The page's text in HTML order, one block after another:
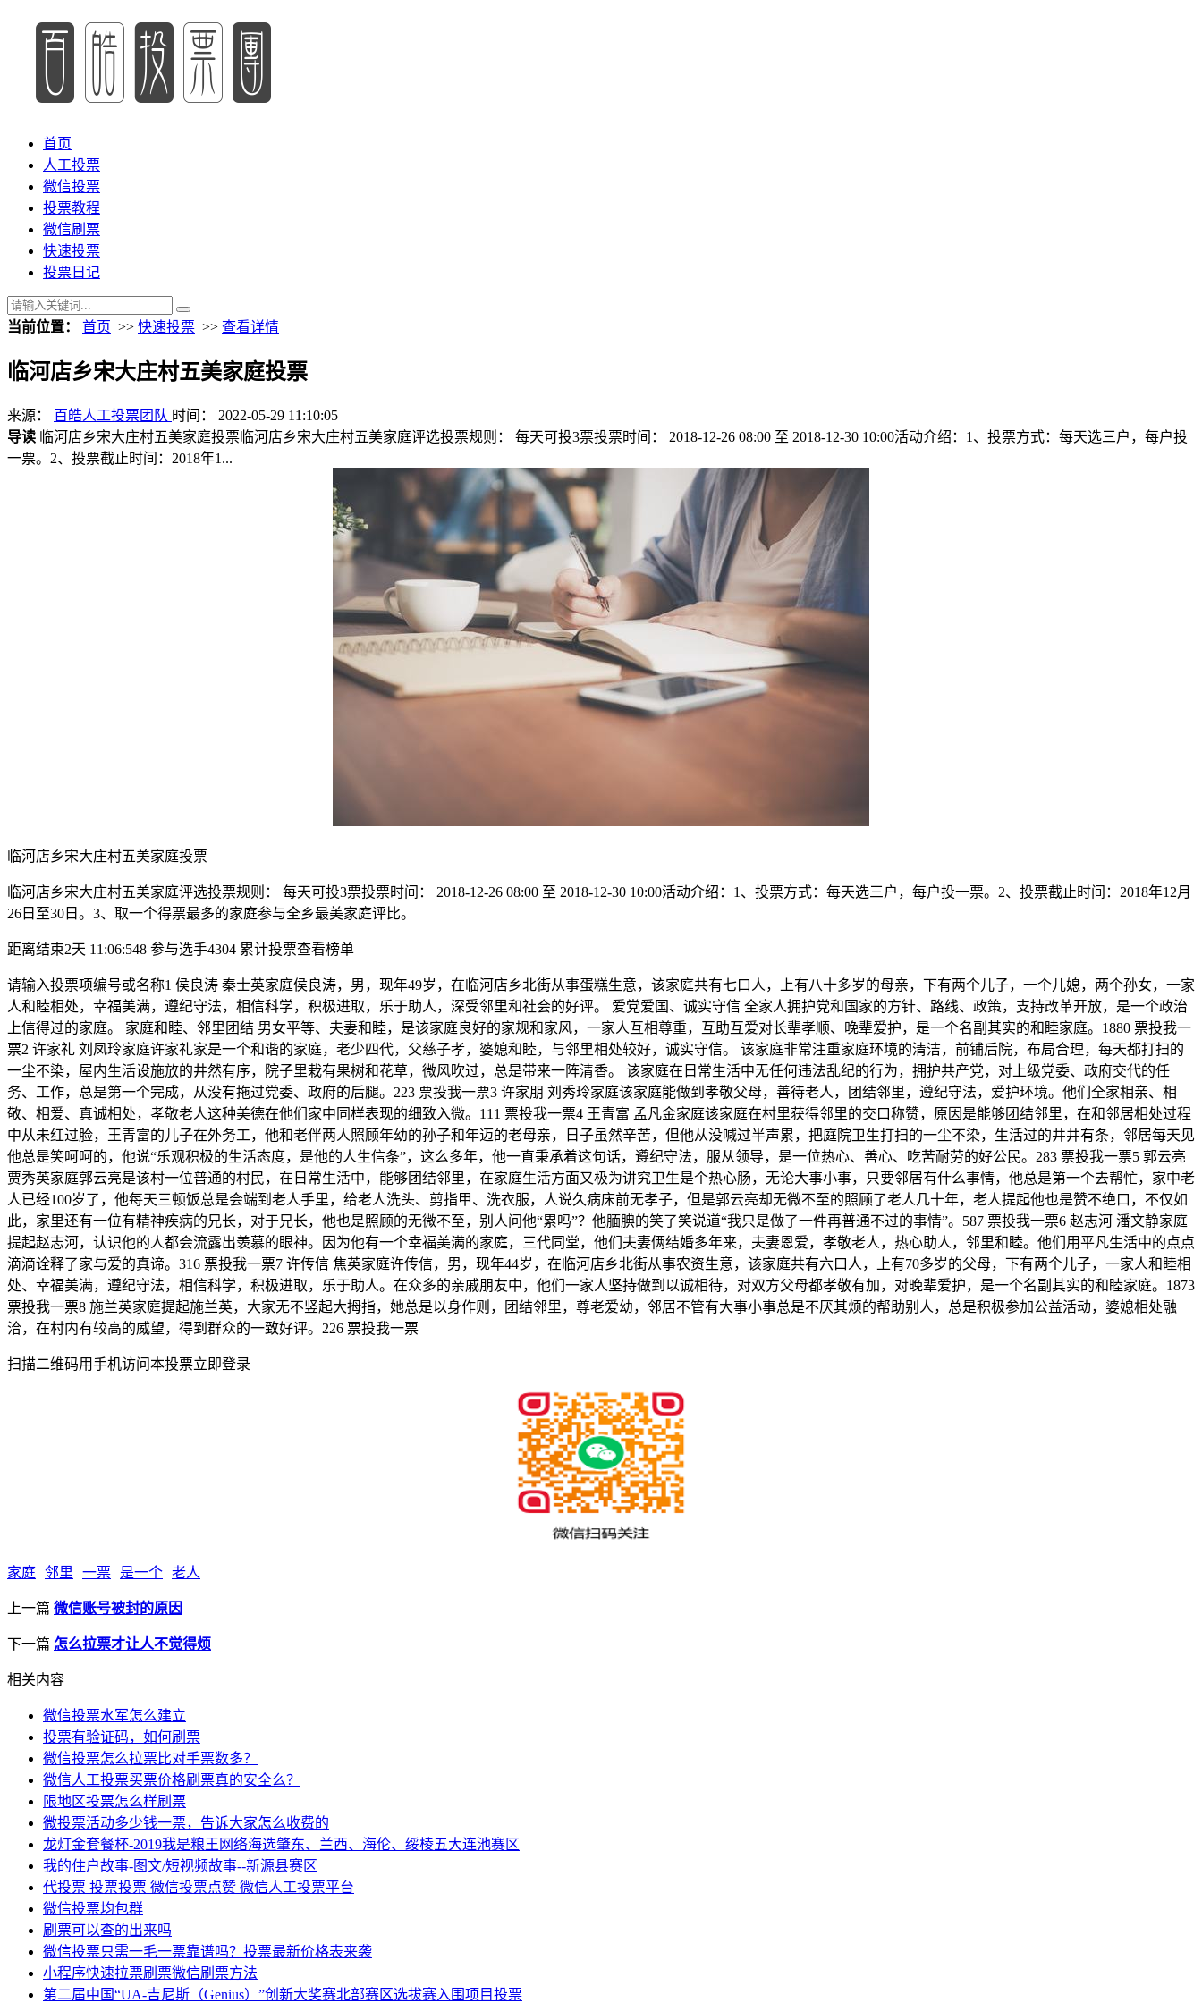
首页
人工投票
微信投票
投票教程
微信刷票
快速投票
投票日记
当前位置： 首页 >> 快速投票 >> 查看详情
临河店乡宋大庄村五美家庭投票
来源： 百皓人工投票团队 时间： 2022-05-29 11:10:05
导读 临河店乡宋大庄村五美家庭投票临河店乡宋大庄村五美家庭评选投票规则： 每天可投3票投票时间： 2018-12-26 08:00 至 2018-12-30 10:00活动介绍：1、投票方式：每天选三户，每户投
一票。2、投票截止时间：2018年1...
临河店乡宋大庄村五美家庭投票
临河店乡宋大庄村五美家庭评选投票规则： 每天可投3票投票时间： 2018-12-26 08:00 至 2018-12-30 10:00活动介绍：1、投票方式：每天选三户，每户投一票。2、投票截止时间：2018年12月
26日至30日。3、取一个得票最多的家庭参与全乡最美家庭评比。
距离结束2天 11:06:548 参与选手4304 累计投票查看榜单
请输入投票项编号或名称1 侯良涛 秦士英家庭侯良涛，男，现年49岁，在临河店乡北街从事蛋糕生意，该家庭共有七口人，上有八十多岁的母亲，下有两个儿子，一个儿媳，两个孙女，一家
人和睦相处，幸福美满，遵纪守法，相信科学，积极进取，乐于助人，深受邻里和社会的好评。 爱党爱国、诚实守信 全家人拥护党和国家的方针、路线、政策，支持改革开放，是一个政治
上信得过的家庭。 家庭和睦、邻里团结 男女平等、夫妻和睦，是该家庭良好的家规和家风，一家人互相尊重，互助互爱对长辈孝顺、晚辈爱护，是一个名副其实的和睦家庭。1880 票投我一
票2 许家礼 刘凤玲家庭许家礼家是一个和谐的家庭，老少四代，父慈子孝，婆媳和睦，与邻里相处较好，诚实守信。 该家庭非常注重家庭环境的清洁，前铺后院，布局合理，每天都打扫的
一尘不染，屋内生活设施放的井然有序，院子里栽有果树和花草，微风吹过，总是带来一阵清香。 该家庭在日常生活中无任何违法乱纪的行为，拥护共产党，对上级党委、政府交代的任
务、工作，总是第一个完成，从没有拖过党委、政府的后腿。223 票投我一票3 许家朋 刘秀玲家庭该家庭能做到孝敬父母，善待老人，团结邻里，遵纪守法，爱护环境。他们全家相亲、相
敬、相爱、真诚相处，孝敬老人这种美德在他们家中同样表现的细致入微。111 票投我一票4 王青富 孟凡金家庭该家庭在村里获得邻里的交口称赞，原因是能够团结邻里，在和邻居相处过程
中从未红过脸，王青富的儿子在外务工，他和老伴两人照顾年幼的孙子和年迈的老母亲，日子虽然辛苦，但他从没喊过半声累，把庭院卫生打扫的一尘不染，生活过的井井有条，邻居每天见
他总是笑呵呵的，他说“乐观积极的生活态度，是他的人生信条”，这么多年，他一直秉承着这句话，遵纪守法，服从领导，是一位热心、善心、吃苦耐劳的好公民。283 票投我一票5 郭云亮
贾秀英家庭郭云亮是该村一位普通的村民，在日常生活中，能够团结邻里，在家庭生活方面又极为讲究卫生是个热心肠，无论大事小事，只要邻居有什么事情，他总是第一个去帮忙，家中老
人已经100岁了，他每天三顿饭总是会端到老人手里，给老人洗头、剪指甲、洗衣服，人说久病床前无孝子，但是郭云亮却无微不至的照顾了老人几十年，老人提起他也是赞不绝口，不仅如
此，家里还有一位有精神疾病的兄长，对于兄长，他也是照顾的无微不至，别人问他“累吗”？他腼腆的笑了笑说道“我只是做了一件再普通不过的事情”。587 票投我一票6 赵志河 潘文静家庭
提起赵志河，认识他的人都会流露出羡慕的眼神。因为他有一个幸福美满的家庭，三代同堂，他们夫妻俩结婚多年来，夫妻恩爱，孝敬老人，热心助人，邻里和睦。他们用平凡生活中的点点
滴滴诠释了家与爱的真谛。316 票投我一票7 许传信 焦英家庭许传信，男，现年44岁，在临河店乡北街从事农资生意，该家庭共有六口人，上有70多岁的父母，下有两个儿子，一家人和睦相
处、幸福美满，遵纪守法，相信科学，积极进取，乐于助人。在众多的亲戚朋友中，他们一家人坚持做到以诚相待，对双方父母都孝敬有加，对晚辈爱护，是一个名副其实的和睦家庭。1873
票投我一票8 施兰英家庭提起施兰英，大家无不竖起大拇指，她总是以身作则，团结邻里，尊老爱幼，邻居不管有大事小事总是不厌其烦的帮助别人，总是积极参加公益活动，婆媳相处融
洽，在村内有较高的威望，得到群众的一致好评。226 票投我一票
扫描二维码用手机访问本投票立即登录
家庭 邻里 一票 是一个 老人
上一篇 微信账号被封的原因
下一篇 怎么拉票才让人不觉得烦
相关内容
微信投票水军怎么建立
投票有验证码，如何刷票
微信投票怎么拉票比对手票数多？
微信人工投票买票价格刷票真的安全么？
限地区投票怎么样刷票
微投票活动多少钱一票，告诉大家怎么收费的
龙灯金套餐杯-2019我是粮王网络海选肇东、兰西、海伦、绥棱五大连池赛区
我的住户故事-图文/短视频故事--新源县赛区
代投票 投票投票 微信投票点赞 微信人工投票平台
微信投票均包群
刷票可以查的出来吗
微信投票只需一毛一票靠谱吗？投票最新价格表来袭
小程序快速拉票刷票微信刷票方法
第二届中国“UA-吉尼斯（Genius）”创新大奖赛北部赛区选拔赛入围项目投票